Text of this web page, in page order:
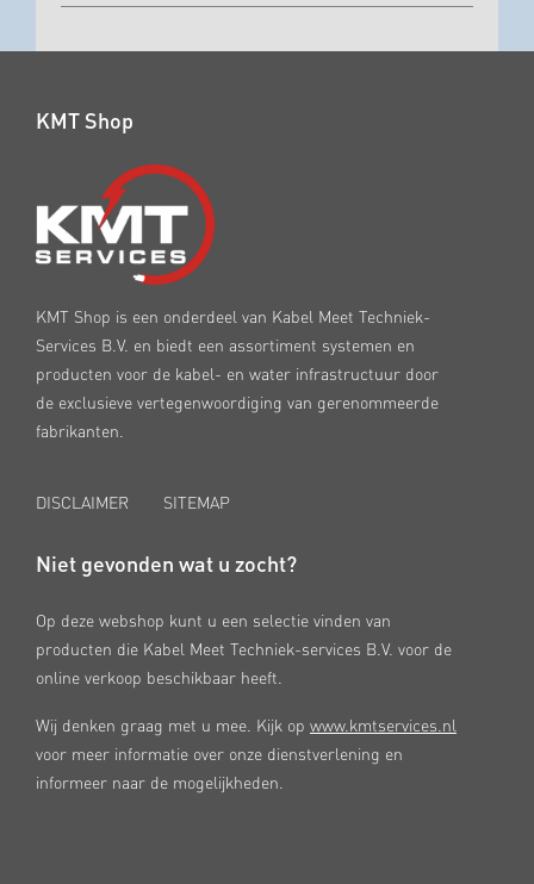
KMT Shop
KMT Shop is een onderdeel van Kabel Meet Techniek-
Services B.V. en biedt een assortiment systemen en
producten voor de kabel- en water infrastructuur door
de exclusieve vertegenwoordiging van gerenommeerde
fabrikanten.
DISCLAIMER SITEMAP
Niet gevonden wat u zocht?
Op deze webshop kunt u een selectie vinden van
producten die Kabel Meet Techniek-services B.V. voor de
online verkoop beschikbaar heeft.
Wij denken graag met u mee. Kijk op www.kmtservices.nl
voor meer informatie over onze dienstverlening en
informeer naar de mogelijkheden.